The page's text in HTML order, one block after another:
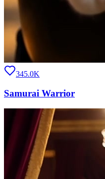
345.0K
Samurai Warrior